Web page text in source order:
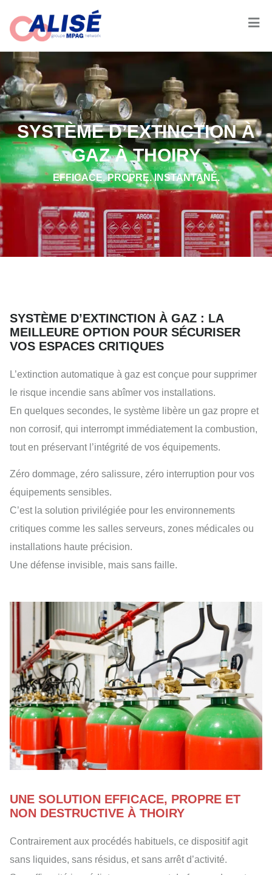
SYSTÈME D’EXTINCTION À
GAZ À THOIRY
EFFICACE. PROPRE. INSTANTANÉ.
SYSTÈME D’EXTINCTION À GAZ : LA
MEILLEURE OPTION POUR SÉCURISER
VOS ESPACES CRITIQUES
L’extinction automatique à gaz est conçue pour supprimer
le risque incendie sans abîmer vos installations.
En quelques secondes, le système libère un gaz propre et
non corrosif, qui interrompt immédiatement la combustion,
tout en préservant l’intégrité de vos équipements.
Zéro dommage, zéro salissure, zéro interruption pour vos
équipements sensibles.
C’est la solution privilégiée pour les environnements
critiques comme les salles serveurs, zones médicales ou
installations haute précision.
Une défense invisible, mais sans faille.
UNE SOLUTION EFFICACE, PROPRE ET
NON DESTRUCTIVE À THOIRY
Contrairement aux procédés habituels, ce dispositif agit
sans liquides, sans résidus, et sans arrêt d’activité.